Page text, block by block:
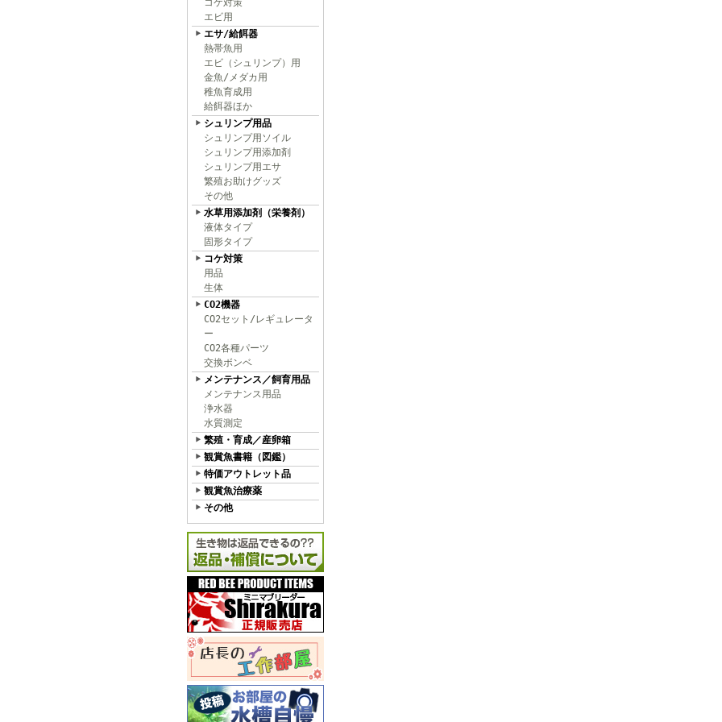
コケ対策
エビ用
エサ/給餌器
熱帯魚用
エビ（シュリンプ）用
金魚/メダカ用
稚魚育成用
給餌器ほか
シュリンプ用品
シュリンプ用ソイル
シュリンプ用添加剤
シュリンプ用エサ
繁殖お助けグッズ
その他
水草用添加剤（栄養剤）
液体タイプ
固形タイプ
コケ対策
用品
生体
CO2機器
CO2セット/レギュレータ
ー
CO2各種パーツ
交換ボンベ
メンテナンス／飼育用品
メンテナンス用品
浄水器
水質測定
繁殖・育成／産卵箱
観賞魚書籍（図鑑）
特価アウトレット品
観賞魚治療薬
その他